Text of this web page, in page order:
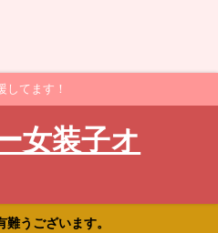
てます！
女装子オ
うございます。